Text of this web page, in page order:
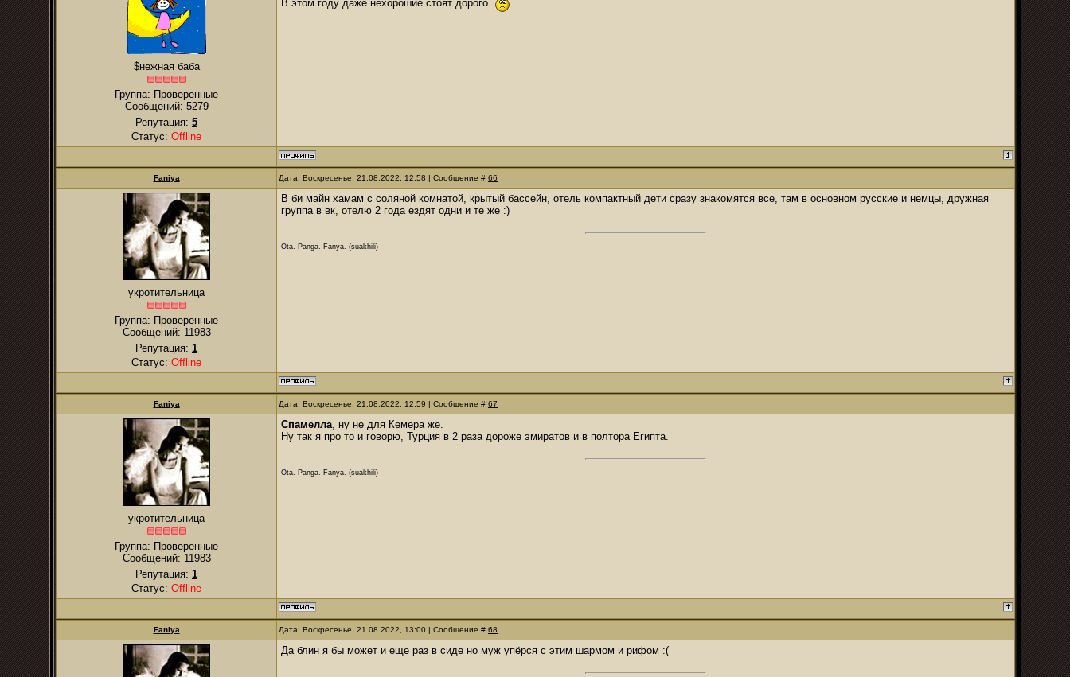
$нежная баба
Группа: Проверенные
Сообщений: 5279
Репутация: 5
Статус: Offline
В этом году даже нехорошие стоят дорого
Faniya Дата: Воскресенье, 21.08.2022, 12:58 | Сообщение # 66
укротительница
Группа: Проверенные
Сообщений: 11983
Репутация: 1
Статус: Offline
В би майн хамам с соляной комнатой, крытый бассейн, отель компактный дети сразу знакомятся все, там в основном русские и немцы, дружная
группа в вк, отелю 2 года ездят одни и те же :)
Ota. Panga. Fanya. (suakhili)
Faniya Дата: Воскресенье, 21.08.2022, 12:59 | Сообщение # 67
укротительница
Группа: Проверенные
Сообщений: 11983
Репутация: 1
Статус: Offline
Спамелла, ну не для Кемера же.
Ну так я про то и говорю, Турция в 2 раза дороже эмиратов и в полтора Египта.
Ota. Panga. Fanya. (suakhili)
Faniya Дата: Воскресенье, 21.08.2022, 13:00 | Сообщение # 68
Да блин я бы может и еще раз в сиде но муж упёрся с этим шармом и рифом :(